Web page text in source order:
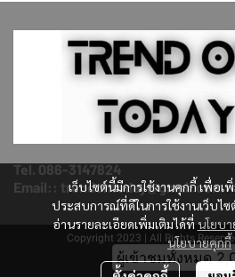
เว็บไซต์นี้มีการใช้งานคุกกี้ เพื่อ
ประสบการณ์ที่ดีในการใช้งานเว็บไ
อ่านรายละเอียดเพิ่มเติมได้ที่ นโยบ
นโยบายคุกกี้
Tel. 086-3147824
Email:: trendontoday@gmail.com
Copyright 2023 | All Rights
ผู้เข้าชมวันนี้